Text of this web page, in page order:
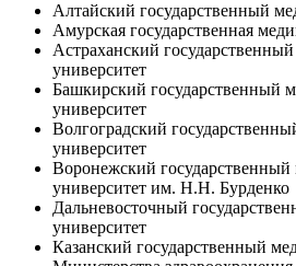
Алтайский государственный
Амурская государственная
Астраханский
университет
Башкирский государственный
университет
Волгоградский
университет
Воронежский
университет им. Н.Н. Бурденко
Дальневосточный
университет
Казанский государственный